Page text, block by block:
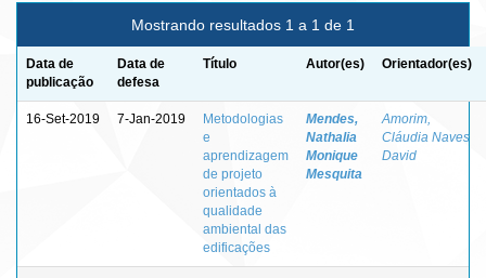
Mostrando resultados 1 a 1 de 1
Data de
publicação
Data de
defesa
Título Autor(es) Orientador(es)
16-Set-2019 7-Jan-2019
Metodologias
e
aprendizagem
de projeto
orientados à
qualidade
ambiental das
edificações
Mendes,
Nathalia
Monique
Mesquita
Amorim,
Cláudia Naves
David